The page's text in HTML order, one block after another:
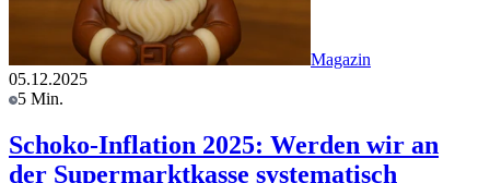
Magazin
05.12.2025
5 Min.
Schoko-Inflation 2025: Werden wir an
der Supermarktkasse systematisch